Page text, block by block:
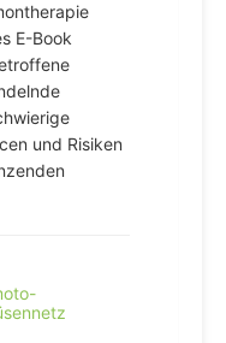
E-Book
und Risiken